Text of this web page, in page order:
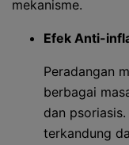
mekanisme.
Efek Anti-
Peradangan
berbagai
dan
terkandung